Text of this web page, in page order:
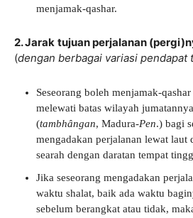
menjamak-qashar.
2. Jarak tujuan perjalanan
(dengan berbagai variasi pendapat
Seseorang boleh menjamak-
melewati batas wilayah
(tambhângan, Madura-Pen.) bagi
mengadakan perjalanan lewat laut
searah dengan daratan tempat
Jika seseorang mengadakan
waktu shalat, baik ada waktu
sebelum berangkat atau tidak,